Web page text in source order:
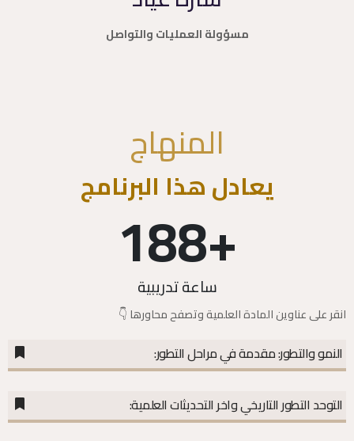
مسؤولة العمليات والتواصل
المنهاج
يعادل هذا البرنامج
+
188
ساعة تدريبية
انقر على عناوين المادة العلمية وتصفح محاورها 👇
النمو والتطور: مقدمة في مراحل التطور:
التوحد التطور التاريخي واخر التحديثات العلمية: